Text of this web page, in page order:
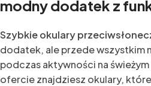
modny dodatek z
Szybkie okulary
dodatek, ale przede wszystkim
podczas aktywności na
ofercie znajdziesz okulary,